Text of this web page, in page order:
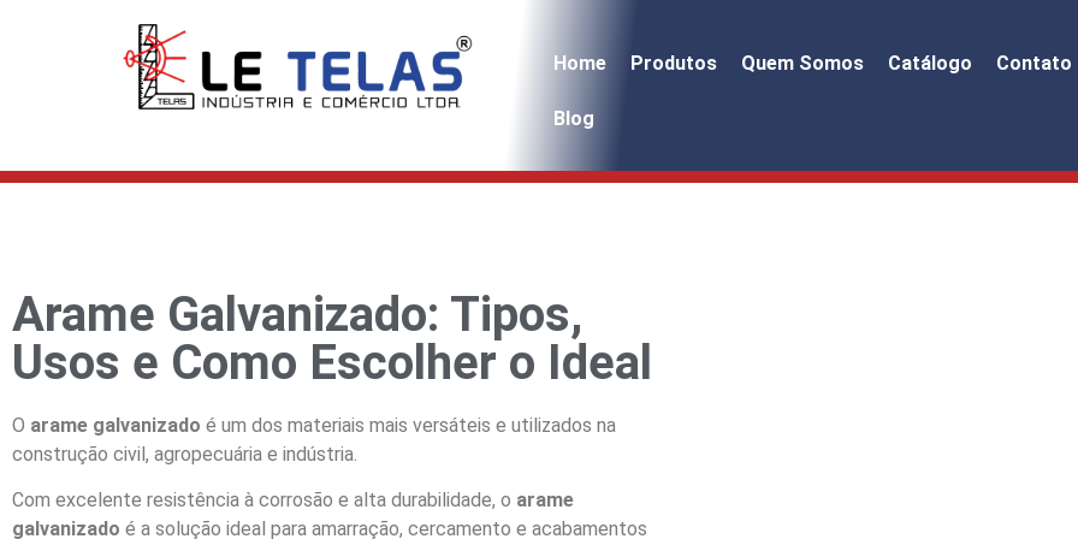
Home Produtos Quem Somos Catálogo Contato
Blog
Arame Galvanizado: Tipos,
Usos e Como Escolher o Ideal
O arame galvanizado é um dos materiais mais versáteis e utilizados na
construção civil, agropecuária e indústria.
Com excelente resistência à corrosão e alta durabilidade, o arame
galvanizado é a solução ideal para amarração, cercamento e acabamentos